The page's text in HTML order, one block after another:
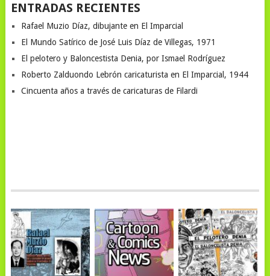
ENTRADAS RECIENTES
Rafael Muzio Díaz, dibujante en El Imparcial
El Mundo Satírico de José Luis Díaz de Villegas, 1971
El pelotero y Baloncestista Denia, por Ismael Rodríguez
Roberto Zalduondo Lebrón caricaturista en El Imparcial, 1944
Cincuenta años a través de caricaturas de Filardi